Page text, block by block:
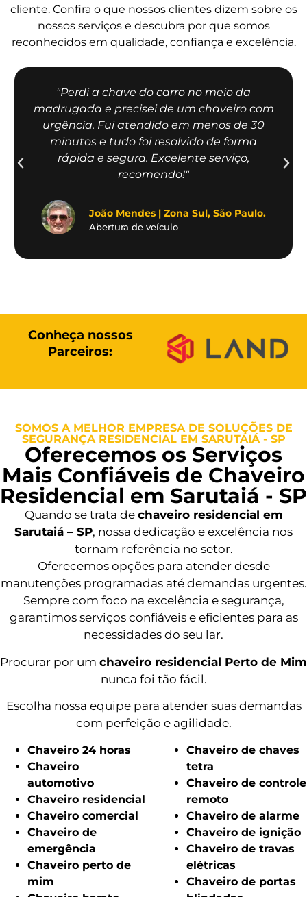
cliente. Confira o que nossos clientes dizem sobre os
nossos serviços e descubra por que somos
reconhecidos em qualidade, confiança e excelência.
"Perdi a chave do carro no meio da
madrugada e precisei de um chaveiro com
urgência. Fui atendido em menos de 30
minutos e tudo foi resolvido de forma
rápida e segura. Excelente serviço,
recomendo!"
João Mendes | Zona Sul, São Paulo.
Abertura de veículo
Conheça nossos
Parceiros:
SOMOS A MELHOR EMPRESA DE SOLUÇÕES DE
SEGURANÇA RESIDENCIAL EM SARUTAIÁ - SP
Oferecemos os Serviços
Mais Confiáveis de Chaveiro
Residencial em Sarutaiá - SP
Quando se trata de chaveiro residencial em
Sarutaiá – SP, nossa dedicação e excelência nos
tornam referência no setor.
Oferecemos opções para atender desde
manutenções programadas até demandas urgentes.
Sempre com foco na excelência e segurança,
garantimos serviços confiáveis e eficientes para as
necessidades do seu lar.
Procurar por um chaveiro residencial Perto de Mim
nunca foi tão fácil.
Escolha nossa equipe para atender suas demandas
com perfeição e agilidade.
Chaveiro 24 horas
Chaveiro
automotivo
Chaveiro residencial
Chaveiro comercial
Chaveiro de
emergência
Chaveiro perto de
mim
Chaveiro de chaves
tetra
Chaveiro de controle
remoto
Chaveiro de alarme
Chaveiro de ignição
Chaveiro de travas
elétricas
Chaveiro de portas